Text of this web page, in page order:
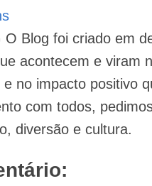
O Blog foi criado em
acontecem e viram
no impacto positivo
com todos,
diversão e cultura.